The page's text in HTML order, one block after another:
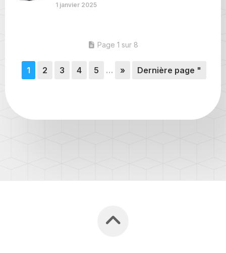
1 janvier 2025
Page 1 sur 8
1 2 3 4 5 … » Dernière page "